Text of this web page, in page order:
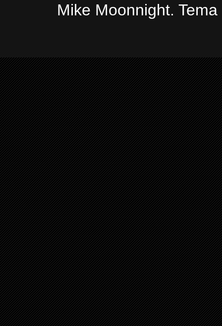
Mike Moonnight.